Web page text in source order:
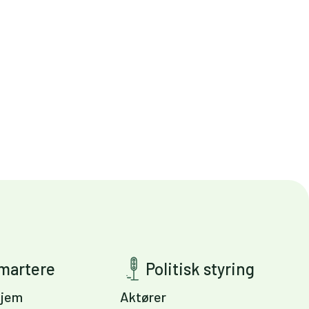
Politisk styring
Aktører